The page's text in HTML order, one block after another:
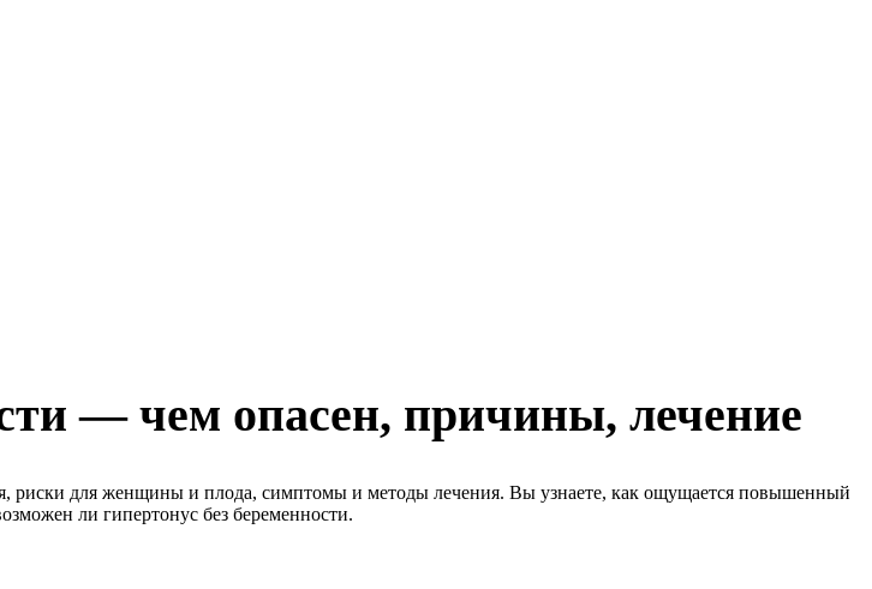
— чем опасен, причины, лечение
риски для женщины и плода, симптомы и методы лечения. Вы узнаете, как ощущается повышенный
ли гипертонус без беременности.